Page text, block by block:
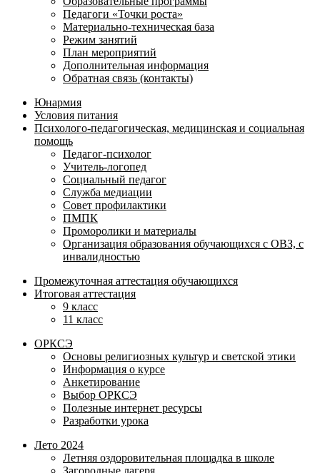
Педагоги «Точки роста»
Материально-техническая база
Режим занятий
План мероприятий
Дополнительная информация
Обратная связь (контакты)
Юнармия
Условия питания
Психолого-педагогическая, медицинская и социальная
помощь
Педагог-психолог
Учитель-логопед
Социальный педагог
Служба медиации
Совет профилактики
ПМПК
Проморолики и материалы
Организация образования обучающихся с ОВЗ, с
инвалидностью
Промежуточная аттестация обучающихся
Итоговая аттестация
9 класс
11 класс
ОРКСЭ
Основы религиозных культур и светской этики
Информация о курсе
Анкетирование
Выбор ОРКСЭ
Полезные интернет ресурсы
Разработки урока
Лето 2024
Летняя оздоровительная площадка в школе
Загородные лагеря